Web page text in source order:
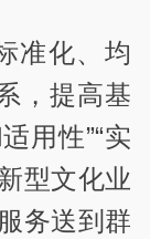
准化、均
，提高基
用性”“实
型文化业
务送到群